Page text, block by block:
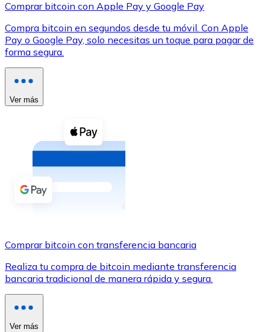
XRP
XRP
Efectivo
Comprar con efectivo
Transferencia SEPA
Añade fondos a tu cuenta Bitnovo o realiza compras
Utiliza tarjetas Visa y Mastercard para comprar
Comprar con tarjeta
Tienda - Tarjetas regalo
Comprar bitcoin con Apple Pay y Google Pay
Compra bitcoin en segundos desde tu móvil. Con Apple
Pay o Google Pay, solo necesitas un toque para pagar de
forma segura.
Ver más
Comprar bitcoin con transferencia bancaria
Realiza tu compra de bitcoin mediante transferencia
bancaria tradicional de manera rápida y segura.
Ver más